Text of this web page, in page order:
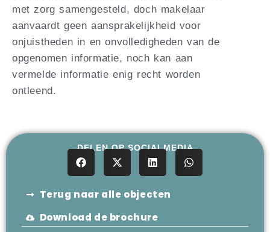
met zorg samengesteld, doch makelaar
aanvaardt geen aansprakelijkheid voor
onjuistheden in en onvolledigheden van de
opgenomen informatie, noch kan aan
vermelde informatie enig recht worden
ontleend.
DELEN OP SOCIALMEDIA
Terug naar alle objecten
Download de brochure